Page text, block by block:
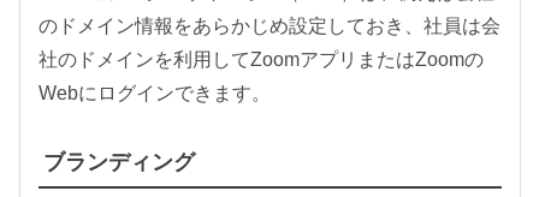
のドメイン情報をあらかじめ設定しておき、社員は会
社のドメインを利用してZoomアプリまたはZoomの
Webにログインできます。
ブランディング